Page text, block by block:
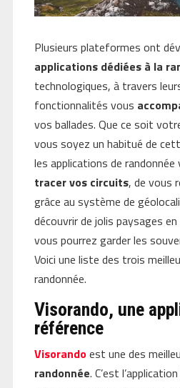
Plusieurs plateformes ont
applications dédiées à la
technologiques, à travers
fonctionnalités vous
vos ballades. Que ce soit
vous soyez un habitué de
les applications de
tracervos circuits, de vous
grâce au système de
découvrir de jolis paysages
vous pourrez garder les
Voici une liste des trois
randonnée.
Visorando, une
référence
Visorandoest une des
randonnée. C’est